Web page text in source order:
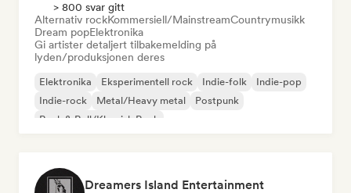
> 800 svar gitt
Alternativ rockKommersiell/MainstreamCountrymusikk
Dream popElektronika
Gi artister detaljert tilbakemelding på
lyden/produksjonen deres
Elektronika Eksperimentell rock Indie-folk
Indie-pop
Indie-rock
Metal/Heavy metal
Postpunk
Rock & Roll/Klassisk Rock
Dreamers Island Entertainment